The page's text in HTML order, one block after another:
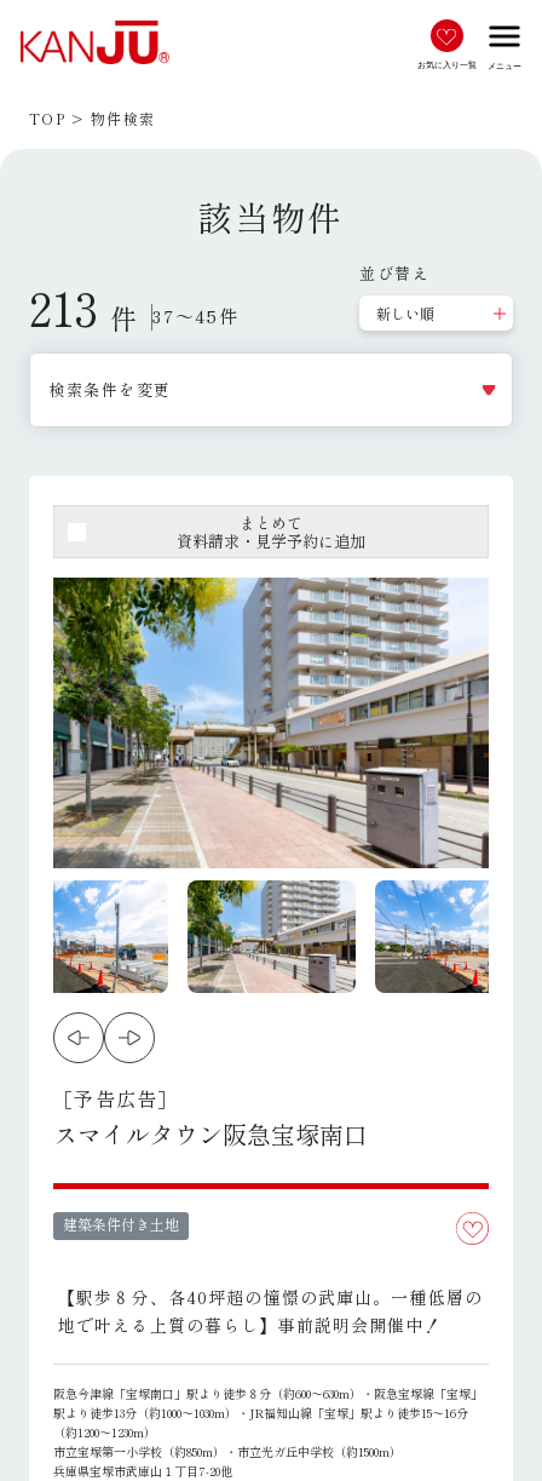
お気に入り一覧
menu
メニュー
TOP 物件検索
該当物件
213 件 37～45件
並び替え
検索条件を変更
まとめて
資料請求・見学予約に追加
［予告広告］
スマイルタウン阪急宝塚南口
建築条件付き土地
【駅歩８分、各40坪超の憧憬の武庫山。一種低層の
地で叶える上質の暮らし】事前説明会開催中！
阪急今津線「宝塚南口」駅より徒歩８分（約600～630m）・阪急宝塚線「宝塚」
駅より徒歩13分（約1000～1030m）・JR福知山線「宝塚」駅より徒歩15～16分
（約1200～1230m）
市立宝塚第一小学校（約850m）・市立光ガ丘中学校（約1500m）
兵庫県宝塚市武庫山１丁目7-20他